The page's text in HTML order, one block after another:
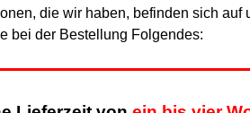
die wir haben, befinden sich
bei der Bestellung Folgendes: